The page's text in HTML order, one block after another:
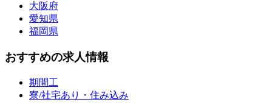
大阪府
愛知県
福岡県
おすすめの求人情報
期間工
寮/社宅あり・住み込み